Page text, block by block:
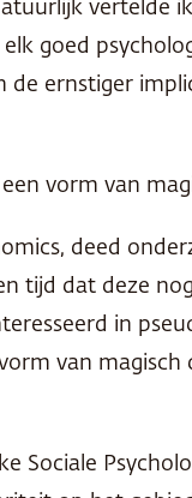
vertelde
goed
ernstiger
vorm van
deed
tijd dat deze
in
van
Sociale